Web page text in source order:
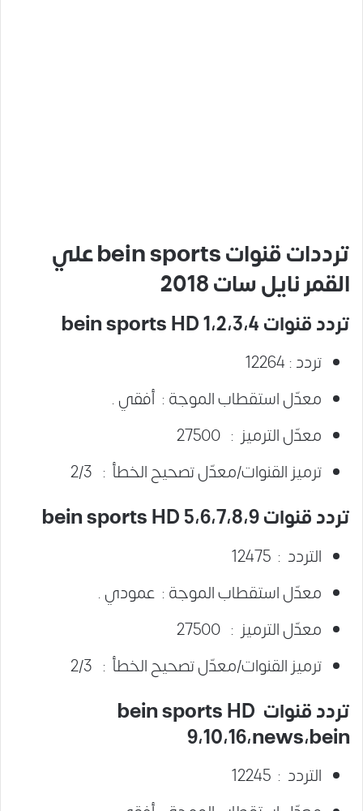
ترددات قنوات bein sports علي
القمر نايل سات 2018
تردد قنوات bein sports HD 1،2،3،4
تردد : 12264
معدّل استقطاب الموجة : أفقي .
معدّل الترميز : 27500
ترميز القنوات/معدّل تصحيح الخطأ : 2/3
تردد قنوات 9،bein sports HD 5،6،7،8
التردد : 12475
معدّل استقطاب الموجة : عمودي .
معدّل الترميز : 27500
ترميز القنوات/معدّل تصحيح الخطأ : 2/3
تردد قنوات bein sports HD
9،10،16،news،bein
التردد : 12245